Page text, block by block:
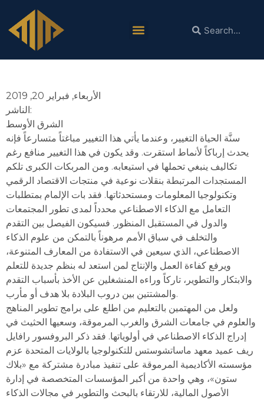
التعليم في عصر المربكات الكبرى
الأربعاء, فبراير 20, 2019
الناشر:
الشرق الأوسط
سنَّة الحياة التغيير، وعندما يأتي هذا التغيير مباغتاً متسارعاً فإنه
يحدث إرباكاً لأنماط استقرت. وقد يكون في هذا التغيير منافع رغم
تكاليف ينبغي تحملها في استيعابه. ومن المربكات الكبرى تلكم
المستجدات المرتبطة بنقلات نوعية في منتجات الاقتصاد الرقمي
وتكنولوجيا المعلومات ومستحدثاتها. فقد بات الإلمام بمتطلبات
التعامل مع الذكاء الاصطناعي محدداً لمدى تطور المجتمعات
والدول في المستقبل المنظور. فسيكون الفيصل بين التقدم
والتخلف في سباق الأمم مرهوناً بالتمكن من علوم الذكاء
الاصطناعي، الذي سيعين في الاستفادة من المعارف المتنوعة،
ويرفع كفاءة العمل والإنتاج لمن استعد له بنظم جديدة للتعلم
والابتكار والتطوير، تاركاً وراءه المنشغلين عن الأخذ بأسباب التقدم
والمشتتين بين دروب البلادة بلا هدف أو مأرب.
ولعل من المهتمين بالتعليم من اطلع على برامج تطوير المناهج
والعلوم في جامعات الشرق والغرب المرموقة، وسعيها الحثيث في
إدراج الذكاء الاصطناعي في أولوياتها. فقد ذكر البروفسور رافايل
ريف عميد معهد ماساتشوستس للتكنولوجيا بالولايات المتحدة عزم
مؤسسته الأكاديمية المرموقة على تنفيذ مبادرة مشتركة مع «بلاك
ستون»، وهي واحدة من أكبر المؤسسات المتخصصة في إدارة
الأصول المالية، للارتقاء بالبحث والتطوير في مجالات الذكاء